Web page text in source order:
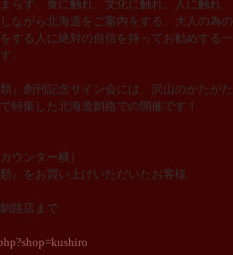
らず、食に触れ、文化に触れ、人に触れ、
ながら北海道をご案内をする、大人の為の
する人に絶対の自信を持ってお勧めする一
。
』創刊記念サイン会には、沢山のかたがた
特集した北海道釧路での開催です！
ウンター横）
』をお買い上げいただいたお客様
路店まで